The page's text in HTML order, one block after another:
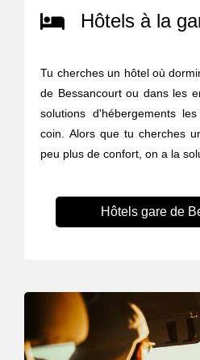
Hôtels à la
Tu cherches un hôtel où
de Bessancourt ou dans les
solutions d'hébergements
coin. Alors que tu cherches
peu plus de confort, on a la
Hôtels gare de